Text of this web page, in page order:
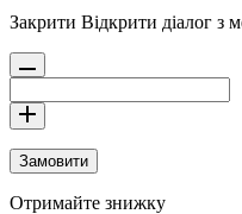
Закрити Відкрити діалог з
Замовити
Отримайте знижку